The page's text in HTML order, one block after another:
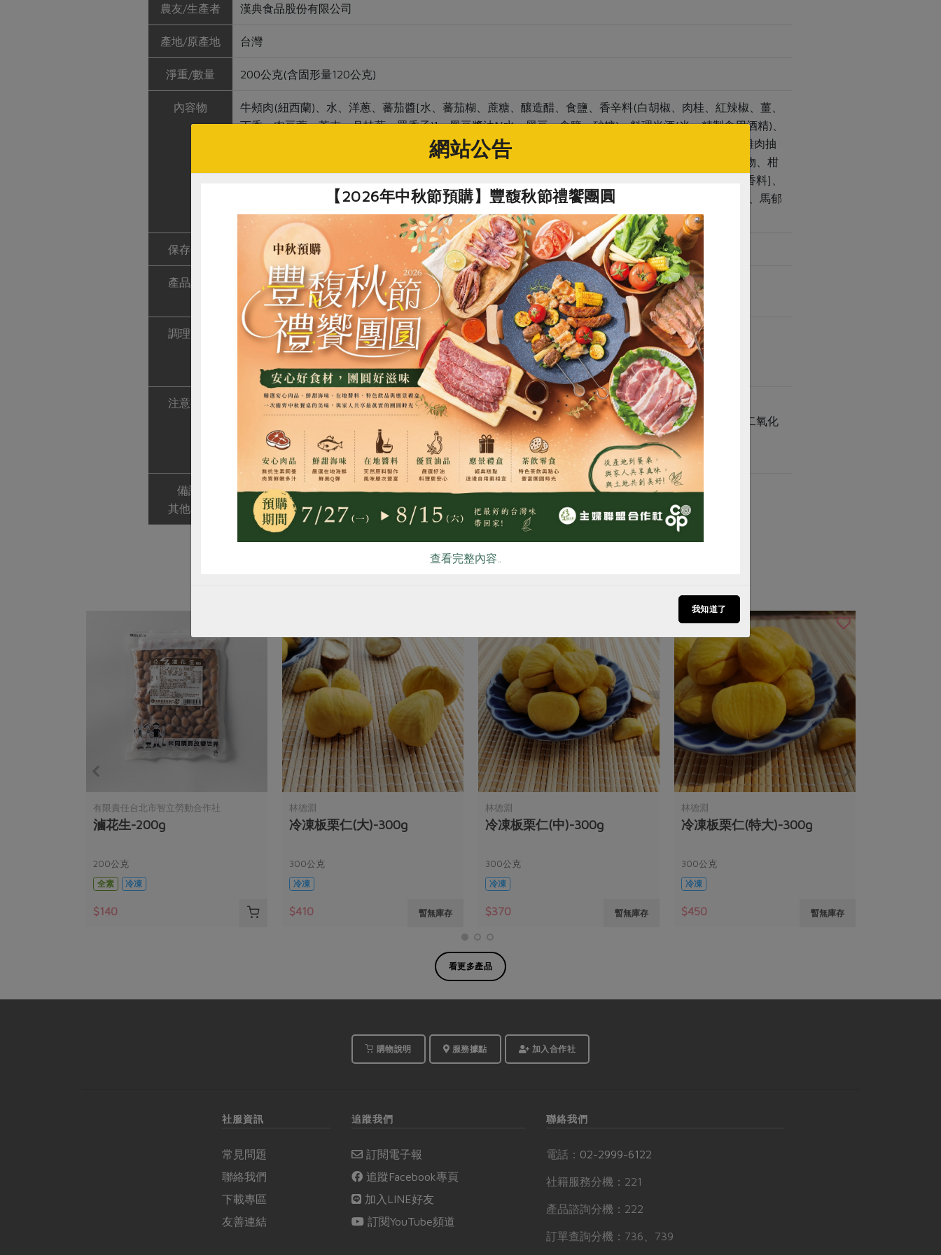
農友/生產者 漢典食品股份有限公司
產地/原產地 台灣
淨重/數量 200公克(含固形量120公克)
內容物
牛頰肉(紐西蘭)、水、洋蔥、蕃茄醬[水、蕃茄糊、蔗糖、釀造醋、食鹽、香辛料(白胡椒、肉桂、紅辣椒、薑、
丁香、肉豆蔻、芥末、月桂葉、眾香子)]、黑豆醬油*(水、黑豆、食鹽、砂糖)、料理米酒(米、精製食用酒精)、
蒜、玉米澱粉(非基改）、蕃茄糊、調合油*(葵花油、冷壓花生油、苦茶油、低溫胡麻油)、糖、雞肉醬[雞肉抽
出物、酵母抽出物、麥芽糊精、水、雞肉、食鹽、雞油、香料、混合濃縮生育醇(抗氧化劑)]、酵母抽出物、柑
橘抽出物、烏醋[水、釀造米酢、糖、鹽、胡蘿蔔汁、洋蔥汁、蕃茄汁、柳橙汁、焦糖色素(普通焦糖)、香料]、
匈牙利紅椒粉、碘鹽、粗粒黑胡椒、百里香粉、義大利香料(奧勒岡葉、籮勒葉、迷迭香葉、蒜粒、辣椒、馬郁
蘭葉、洋香菜葉)、肉桂粉
保存條件 冷凍未開封保存1年
產品說明
1. 使用合作社指定原料（以*表示)。
2. 選用本土食材，復熱即可食用。
調理方式
1. 電鍋復熱：拆袋將料理倒入容器(加蓋)，外鍋加1/3杯水，復熱約10~15分鐘。
2. 微波復熱：拆袋將料理倒入容器中再復熱。
3. 直火復熱：拆袋將料理倒入鍋中(加蓋)，以小火復熱即可。
注意事項
1. 本產品含有花生、大豆、芝麻及其製品，對其過敏者請勿食用。
2. 本產品生產製程廠房，其設備或生產管線有處理甲殼類、牛奶、蛋、堅果類、含麩質之穀物、魚類、二氧化
硫過敏原成分及其製品。
3. 本產品請勿長時間加溫以免肉質粉化。
備註/
其他標示
須冷凍
非供即食, 應充分加熱
有限責任台北市智立勞動合作社
滷花生-200g
200公克
全素
冷凍
$140
林德淵
冷凍板栗仁(大)-300g
300公克
冷凍
$410 暫無庫存
林德淵
冷凍板栗仁(中)-300g
300公克
冷凍
$370 暫無庫存
林德淵
冷凍板栗仁(特大)-300g
300公克
冷凍
$450 暫無庫存
看更多產品
購物說明 服務據點 加入合作社
社服資訊
常見問題
聯絡我們
下載專區
友善連結
追蹤我們
訂閱電子報
追蹤Facebook專頁
加入LINE好友
訂閱YouTube頻道
聯絡我們
電話： 02-2999-6122
社籍服務分機：221
產品諮詢分機：222
訂單查詢分機：736、739
惜食 RPET 食譜 減硝酸鹽 雞蛋 食安 共同購買
網站公告
【2026年中秋節預購】豐馥秋節禮饗團圓
查看完整內容..
我知道了